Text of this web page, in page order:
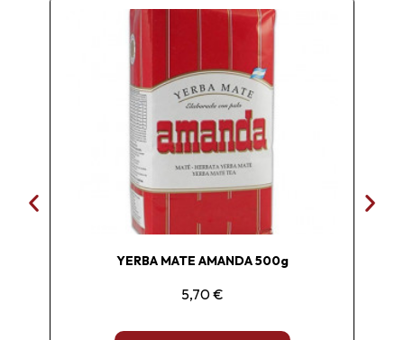
YERBA MATE AMANDA 500g
5,70 €